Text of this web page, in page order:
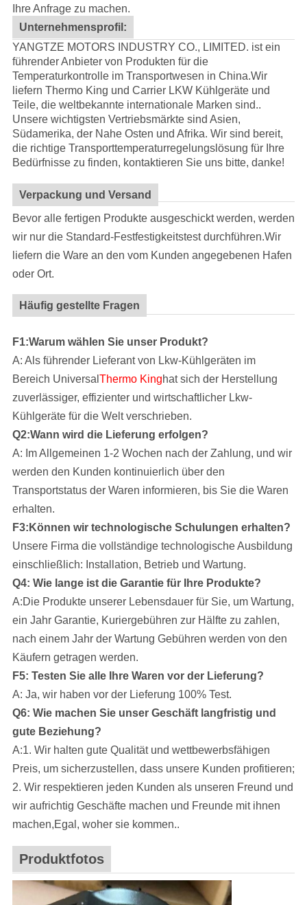
Ihre Anfrage zu machen.
Unternehmensprofil:
YANGTZE MOTORS INDUSTRY CO., LIMITED. ist ein
führender Anbieter von Produkten für die
Temperaturkontrolle im Transportwesen in China.Wir
liefern Thermo King und Carrier LKW Kühlgeräte und
Teile, die weltbekannte internationale Marken sind..
Unsere wichtigsten Vertriebsmärkte sind Asien,
Südamerika, der Nahe Osten und Afrika. Wir sind bereit,
die richtige Transporttemperaturregelungslösung für Ihre
Bedürfnisse zu finden, kontaktieren Sie uns bitte, danke!
Verpackung und Versand
Bevor alle fertigen Produkte ausgeschickt werden, werden
wir nur die Standard-Festfestigkeitstest durchführen.Wir
liefern die Ware an den vom Kunden angegebenen Hafen
oder Ort.
Häufig gestellte Fragen
F1:Warum wählen Sie unser Produkt?
A: Als führender Lieferant von Lkw-Kühlgeräten im
Bereich Universal Thermo Kinghat sich der Herstellung
zuverlässiger, effizienter und wirtschaftlicher Lkw-
Kühlgeräte für die Welt verschrieben.
Q2:Wann wird die Lieferung erfolgen?
A: Im Allgemeinen 1-2 Wochen nach der Zahlung, und wir
werden den Kunden kontinuierlich über den
Transportstatus der Waren informieren, bis Sie die Waren
erhalten.
F3:Können wir technologische Schulungen erhalten?
Unsere Firma die vollständige technologische Ausbildung
einschließlich: Installation, Betrieb und Wartung.
Q4: Wie lange ist die Garantie für Ihre Produkte?
A:Die Produkte unserer Lebensdauer für Sie, um Wartung,
ein Jahr Garantie, Kuriergebühren zur Hälfte zu zahlen,
nach einem Jahr der Wartung Gebühren werden von den
Käufern getragen werden.
F5: Testen Sie alle Ihre Waren vor der Lieferung?
A: Ja, wir haben vor der Lieferung 100% Test.
Q6: Wie machen Sie unser Geschäft langfristig und
gute Beziehung?
A:1. Wir halten gute Qualität und wettbewerbsfähigen
Preis, um sicherzustellen, dass unsere Kunden profitieren;
2. Wir respektieren jeden Kunden als unseren Freund und
wir aufrichtig Geschäfte machen und Freunde mit ihnen
machen,Egal, woher sie kommen..
Produktfotos